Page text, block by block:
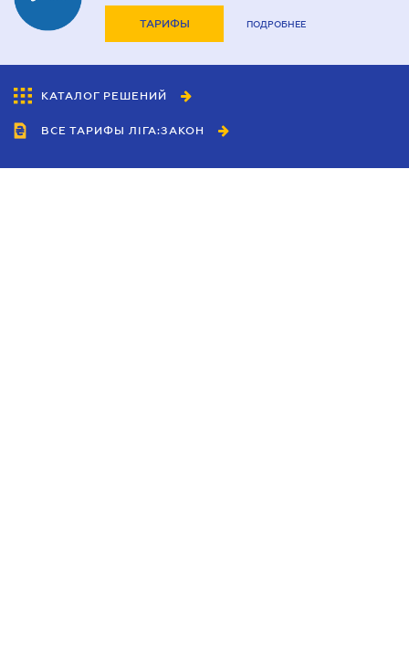
ТАРИФЫ ПОДРОБНЕЕ
КАТАЛОГ РЕШЕНИЙ
ВСЕ ТАРИФЫ ЛІГА:ЗАКОН